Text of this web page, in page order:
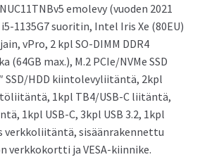
emolevy (vuoden 2021
1135G7 suoritin, Intel Iris Xe (80EU)
vPro, 2 kpl SO-DIMM DDR4
(64GB max.), M.2 PCIe/NVMe SSD
SSD/HDD kiintolevyliitäntä, 2kpl
1kpl TB4/USB-C liitäntä,
1kpl USB-C, 3kpl USB 3.2, 1kpl
verkkoliitäntä, sisäänrakennettu
verkkokortti ja VESA-kiinnike.